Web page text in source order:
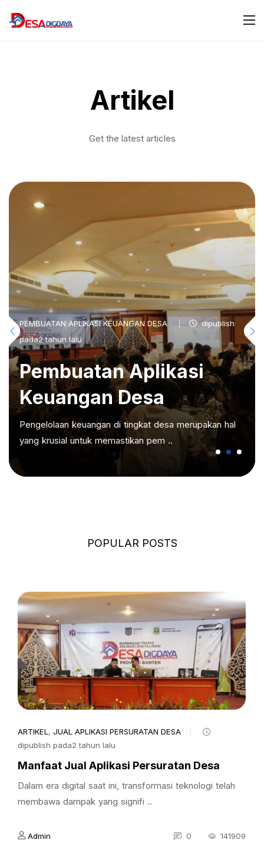
Artikel
Get the latest articles
PEMBUATAN APLIKASI KEUANGAN DESA
dipublish
pada2 tahun lalu
Pembuatan Aplikasi
Keuangan Desa
Pengelolaan keuangan di tingkat desa merupakan hal
yang krusial untuk memastikan pem ..
POPULAR POSTS
ARTIKEL , JUAL APLIKASI PERSURATAN DESA
dipublish pada2 tahun lalu
Manfaat Jual Aplikasi Persuratan Desa
Dalam era digital saat ini, transformasi teknologi telah
membawa dampak yang signifi ..
Admin 0 141909